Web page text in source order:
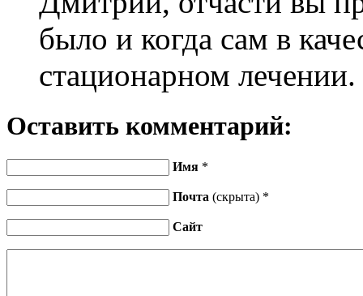
было и когда сам в
стационарном лечении.
Оставить комментарий:
Имя *
Почта (скрыта) *
Сайт